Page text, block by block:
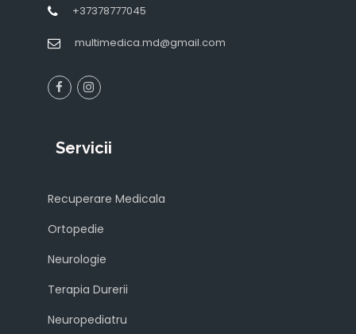
+37378777045
multimedica.md@gmail.com
Servicii
Recuperare Medicala
Ortopedie
Neurologie
Terapia Durerii
Neuropediatru